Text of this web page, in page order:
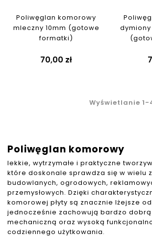
Poliwęglan komorowy
mleczny 10mm (gotowe
formatki)
70,00 zł
dymiony
Wyświetlanie
Poliwęglan komorowy
lekkie, wytrzymałe i praktyczne
które doskonale sprawdza się w wielu
budowlanych, ogrodowych,
przemysłowych. Dzięki
komorowej płyty są znacznie lżejsze od
jednocześnie zachowują bardzo
mechaniczną oraz wysoką
codziennego użytkowania.